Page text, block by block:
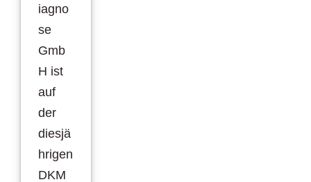
iagno
se
Gmb
H ist
auf
der
diesjä
hrigen
DKM